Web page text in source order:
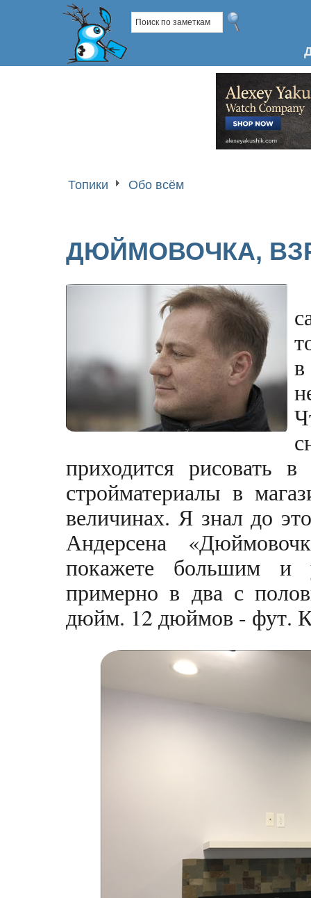
Топики Обо всём
ДЮЙМОВОЧКА,
приходится рисовать
стройматериалы в
величинах. Я знал до
Андерсена
покажете большим и
примерно в два с
дюйм. 12 дюймов - фут.